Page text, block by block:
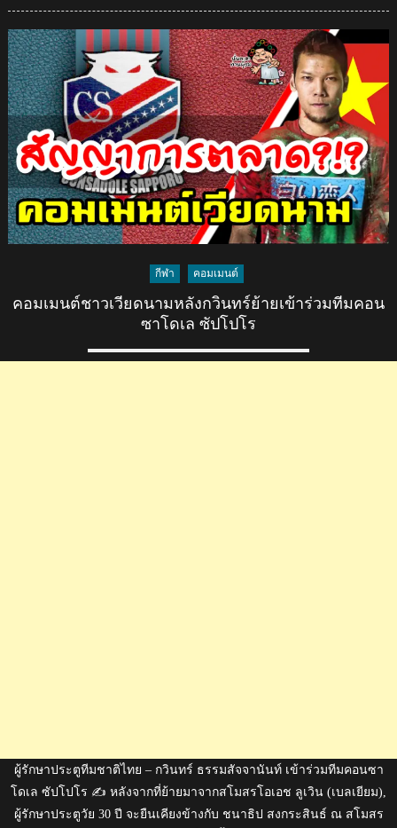
พี่
ตูน!
ไป
ชม
เจ้า
ตอง
ร้อง
เพลง
งมงาย
ของ
บอ
กีฬา คอมเมนต์
คอมเมนต์ชาวเวียดนามหลังกวินทร์ย้ายเข้าร่วมทีมคอน
ซาโดเล ซัปโปโร
ผู้รักษาประตูทีมชาติไทย – กวินทร์ ธรรมสัจจานันท์ เข้าร่วมทีมคอนซา
โดเล ซัปโปโร ✍️ หลังจากที่ย้ายมาจากสโมสรโอเอช ลูเวิน (เบลเยียม),
ผู้รักษาประตูวัย 30 ปี จะยืนเคียงข้างกับ ชนาธิป สงกระสินธ์ ณ สโมสร